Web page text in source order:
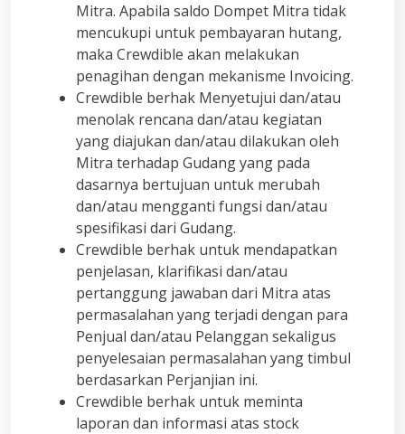
Mitra. Apabila saldo Dompet Mitra tidak
mencukupi untuk pembayaran hutang,
maka Crewdible akan melakukan
penagihan dengan mekanisme Invoicing.
Crewdible berhak Menyetujui dan/atau
menolak rencana dan/atau kegiatan
yang diajukan dan/atau dilakukan oleh
Mitra terhadap Gudang yang pada
dasarnya bertujuan untuk merubah
dan/atau mengganti fungsi dan/atau
spesifikasi dari Gudang.
Crewdible berhak untuk mendapatkan
penjelasan, klarifikasi dan/atau
pertanggung jawaban dari Mitra atas
permasalahan yang terjadi dengan para
Penjual dan/atau Pelanggan sekaligus
penyelesaian permasalahan yang timbul
berdasarkan Perjanjian ini.
Crewdible berhak untuk meminta
laporan dan informasi atas stock